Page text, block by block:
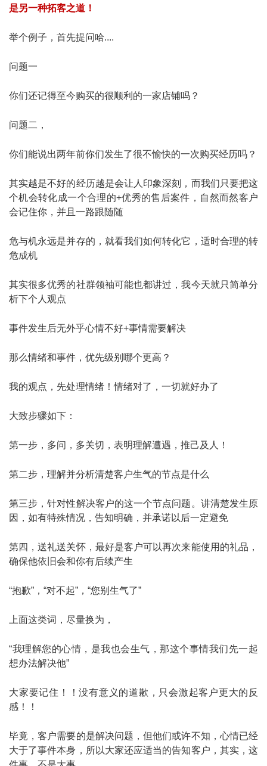
是另一种拓客之道！
举个例子，首先提问哈....
问题一
你们还记得至今购买的很顺利的一家店铺吗？
问题二，
你们能说出两年前你们发生了很不愉快的一次购买经历吗？
其实越是不好的经历越是会让人印象深刻，而我们只要把这
个机会转化成一个合理的+优秀的售后案件，自然而然客户
会记住你，并且一路跟随随
危与机永远是并存的，就看我们如何转化它，适时合理的转
危成机
其实很多优秀的社群领袖可能也都讲过，我今天就只简单分
析下个人观点
事件发生后无外乎心情不好+事情需要解决
那么情绪和事件，优先级别哪个更高？
我的观点，先处理情绪！情绪对了，一切就好办了
大致步骤如下：
第一步，多问，多关切，表明理解遭遇，推己及人！
第二步，理解并分析清楚客户生气的节点是什么
第三步，针对性解决客户的这一个节点问题。讲清楚发生原
因，如有特殊情况，告知明确，并承诺以后一定避免
第四，送礼送关怀，最好是客户可以再次来能使用的礼品，
确保他依旧会和你有后续产生
“抱歉”，“对不起”，“您别生气了”
上面这类词，尽量换为，
“我理解您的心情，是我也会生气，那这个事情我们先一起
想办法解决他”
大家要记住！！没有意义的道歉，只会激起客户更大的反
感！！
毕竟，客户需要的是解决问题，但他们或许不知，心情已经
大于了事件本身，所以大家还应适当的告知客户，其实，这